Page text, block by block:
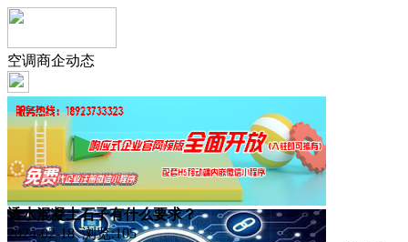
空调商企动态
透水混凝土石子有什么要求？
2024-02-18 浏览:105